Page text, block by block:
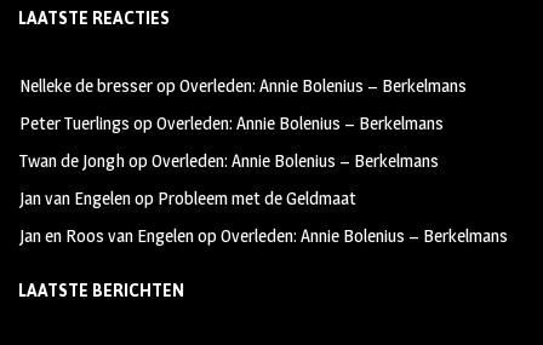
b
oo
k
ag
m
tt
LAATSTE REACTIES
Nelleke de bresseropOverleden: Annie Bolenius – Berkelmans
Peter Tuerlings opOverleden: Annie Bolenius – Berkelmans
Twan de JonghopOverleden: Annie Bolenius – Berkelmans
Jan van Engelenop Probleem met de Geldmaat
Jan en Roos van EngelenopOverleden: Annie Bolenius – Berkelmans
LAATSTE BERICHTEN